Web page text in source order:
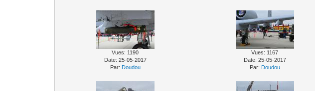
Vues: 1190
Date: 25-05-2017
Par: Doudou
Vues: 1167
Date: 25-05-2017
Par: Doudou